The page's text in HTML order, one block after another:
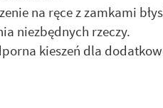
na ręce z zamkami
niezbędnych rzeczy.
kieszeń dla